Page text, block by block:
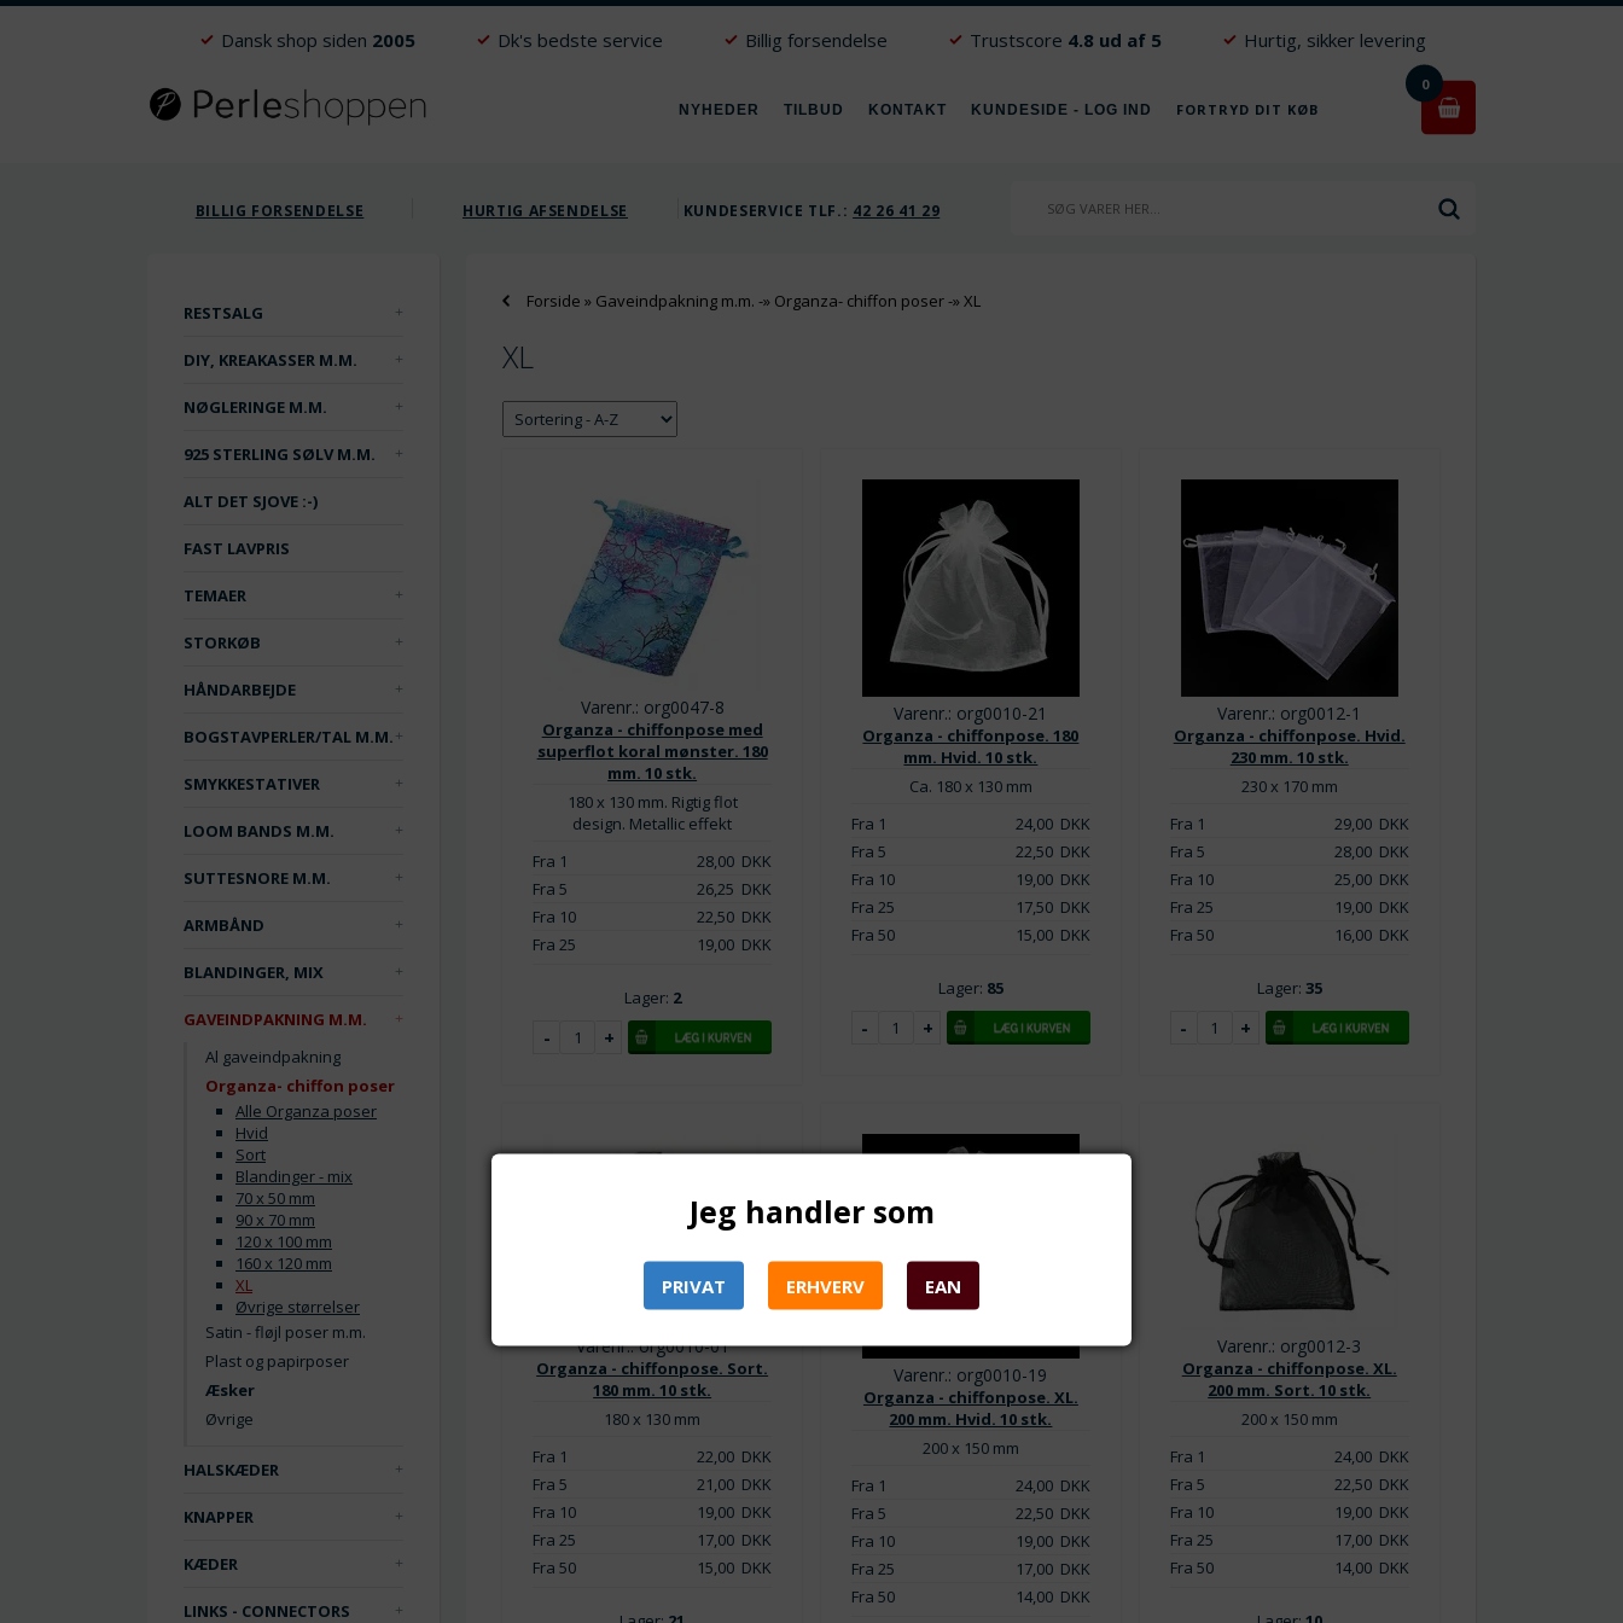
Dansk shop siden 2005 Dk's bedste service Billig forsendelse Trustscore 4.8 ud af 5 Hurtig, sikker levering
NYHEDER TILBUD KONTAKT KUNDESIDE - LOG IND FORTRYD DIT KØB
0
BILLIG FORSENDELSE HURTIG AFSENDELSE KUNDESERVICE TLF.: 42 26 41 29
RESTSALG
DIY, KREAKASSER M.M.
NØGLERINGE M.M.
925 STERLING SØLV M.M.
ALT DET SJOVE :-)
FAST LAVPRIS
TEMAER
STORKØB
HÅNDARBEJDE
BOGSTAVPERLER/TAL M.M.
SMYKKESTATIVER
LOOM BANDS M.M.
SUTTESNORE M.M.
ARMBÅND
BLANDINGER, MIX
GAVEINDPAKNING M.M.
Al gaveindpakning
Organza- chiffon poser
Alle Organza poser
Hvid
Sort
Blandinger - mix
70 x 50 mm
90 x 70 mm
120 x 100 mm
160 x 120 mm
XL
Øvrige størrelser
Satin - fløjl poser m.m.
Plast og papirposer
Æsker
Øvrige
HALSKÆDER
KNAPPER
KÆDER
LINKS - CONNECTORS
Forside » Gaveindpakning m.m. -» Organza- chiffon poser-»XL
XL
Varenr.: org0047-8
Organza - chiffonpose med
superflot koral mønster. 180
mm. 10 stk.
180 x 130 mm. Rigtig flot
design. Metallic effekt
Fra 1
28,00 DKK
Fra 5
26,25 DKK
Fra 10
22,50 DKK
Fra 25
19,00 DKK
Lager: 2
Varenr.: org0010-21
Organza - chiffonpose. 180
mm. Hvid. 10 stk.
Ca. 180 x 130 mm
Fra 1
24,00DKK
Fra 5
22,50DKK
Fra 10
19,00DKK
Fra 25
17,50DKK
Fra 50
15,00DKK
Lager: 85
Varenr.: org0012-1
Organza - chiffonpose. Hvid.
230 mm. 10 stk.
230 x 170 mm
Fra 1
29,00DKK
Fra 5
28,00DKK
Fra 10
25,00DKK
Fra 25
19,00DKK
Fra 50
16,00DKK
Lager: 35
Varenr.: org0010-01
Organza - chiffonpose. Sort.
180 mm. 10 stk.
180 x 130 mm
Fra 1
22,00 DKK
Fra 5
21,00 DKK
Fra 10
19,00 DKK
Fra 25
17,00 DKK
Fra 50
15,00 DKK
Varenr.: org0010-19
Organza - chiffonpose. XL.
200 mm. Hvid. 10 stk.
200 x 150 mm
Fra 1
24,00DKK
Fra 5
22,50DKK
Fra 10
19,00DKK
Fra 25
17,00DKK
Fra 50
14,00DKK
Varenr.: org0012-3
Organza - chiffonpose. XL.
200 mm. Sort. 10 stk.
200 x 150 mm
Fra 1
24,00DKK
Fra 5
22,50DKK
Fra 10
19,00DKK
Fra 25
17,00DKK
Fra 50
14,00DKK
Jeg handler som
PRIVAT ERHVERV EAN